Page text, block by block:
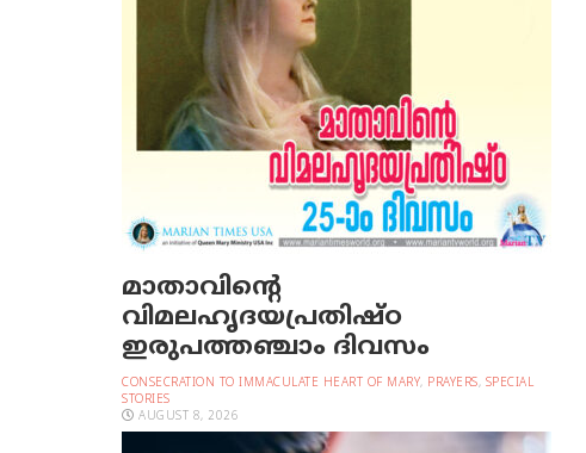
മാതാവിന്റെ
വിമലഹൃദയപ്രതിഷ്ഠ
ഇരുപത്തഞ്ചാം ദിവസം
CONSECRATION TO IMMACULATE HEART OF MARY, PRAYERS, SPECIAL
STORIES
AUGUST 8, 2026